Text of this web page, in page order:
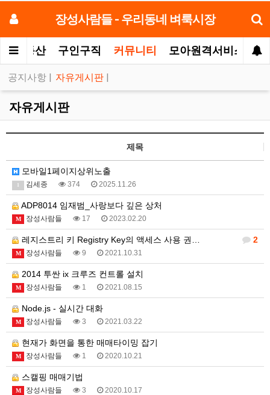
장성사람들 - 우리동네 벼룩시장
부동산 구인구직 커뮤니티 모아원격서비스
공지사항 | 자유게시판 |
자유게시판
제목
모바일1페이지상위노출
김세종 374 2025.11.26
ADP8014 임재범_사랑보다 깊은 상처
M 장성사람들 17 2023.02.20
2
레지스트리 키 Registry Key의 액세스 사용 권…
M 장성사람들 9 2021.10.31
2014 투싼 ix 크루즈 컨트롤 설치
M 장성사람들 1 2021.08.15
Node.js - 실시간 대화
M 장성사람들 3 2021.03.22
현재가 화면을 통한 매매타이밍 잡기
M 장성사람들 1 2020.10.21
스캘핑 매매기법
M 장성사람들 3 2020.10.17